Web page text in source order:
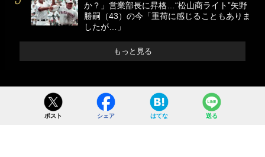
か？」営業部長に昇格…“松山商ライト”矢野
勝嗣（43）の今「重荷に感じることもありま
したが…」
もっと見る
ポスト シェア はてな 送る